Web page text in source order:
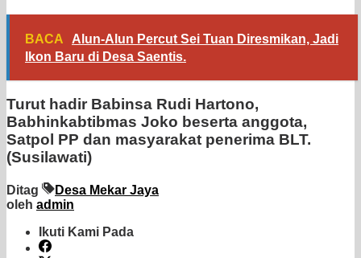
BACA
Alun-Alun Percut Sei Tuan Diresmikan, Jadi
Ikon Baru di Desa Saentis.
Turut hadir Babinsa Rudi Hartono,
Babhinkabtibmas Joko beserta anggota,
Satpol PP dan masyarakat penerima BLT.
(Susilawati)
Ditag
Desa Mekar Jaya
oleh admin
Ikuti Kami Pada